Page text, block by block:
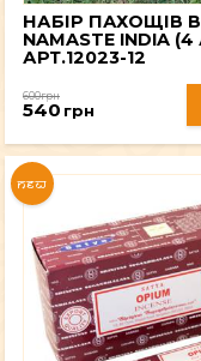
НАБІР ПАХОЩІВ
NAMASTE INDIA
АРТ.12023-12
600грн
540 грн
NEW